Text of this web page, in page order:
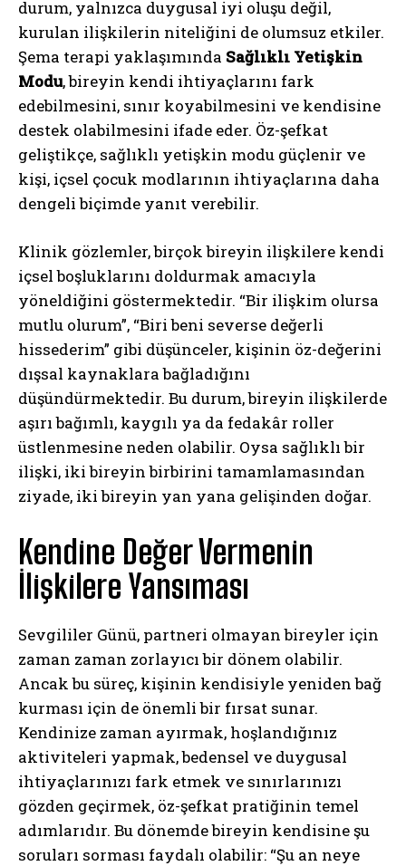
durum, yalnızca duygusal iyi oluşu değil,
kurulan ilişkilerin niteliğini de olumsuz etkiler.
Şema terapi yaklaşımında Sağlıklı Yetişkin
Modu, bireyin kendi ihtiyaçlarını fark
edebilmesini, sınır koyabilmesini ve kendisine
destek olabilmesini ifade eder. Öz-şefkat
geliştikçe, sağlıklı yetişkin modu güçlenir ve
kişi, içsel çocuk modlarının ihtiyaçlarına daha
dengeli biçimde yanıt verebilir.
Klinik gözlemler, birçok bireyin ilişkilere kendi
içsel boşluklarını doldurmak amacıyla
yöneldiğini göstermektedir. “Bir ilişkim olursa
mutlu olurum”, “Biri beni severse değerli
hissederim” gibi düşünceler, kişinin öz-değerini
dışsal kaynaklara bağladığını
düşündürmektedir. Bu durum, bireyin ilişkilerde
aşırı bağımlı, kaygılı ya da fedakâr roller
üstlenmesine neden olabilir. Oysa sağlıklı bir
ilişki, iki bireyin birbirini tamamlamasından
ziyade, iki bireyin yan yana gelişinden doğar.
Kendine Değer Vermenin
İlişkilere Yansıması
Sevgililer Günü, partneri olmayan bireyler için
zaman zaman zorlayıcı bir dönem olabilir.
Ancak bu süreç, kişinin kendisiyle yeniden bağ
kurması için de önemli bir fırsat sunar.
Kendinize zaman ayırmak, hoşlandığınız
aktiviteleri yapmak, bedensel ve duygusal
ihtiyaçlarınızı fark etmek ve sınırlarınızı
gözden geçirmek, öz-şefkat pratiğinin temel
adımlarıdır. Bu dönemde bireyin kendisine şu
soruları sorması faydalı olabilir: “Şu an neye